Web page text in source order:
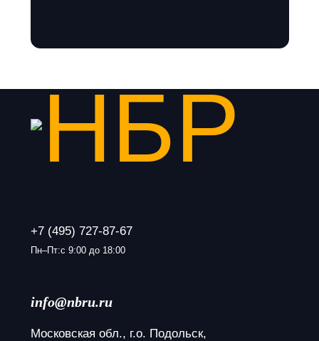
+7 (495) 727-87-67
Пн–Пт:с 9:00 до 18:00
info@nbru.ru
Московская обл., г.о. Подольск,